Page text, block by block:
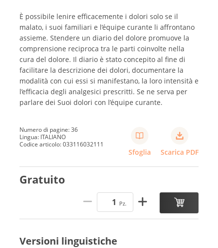
È possibile lenire efficacemente i dolori solo se il
malato, i suoi familiari e l’équipe curante li affrontano
assieme. Stendere un diario del dolore promuove la
comprensione reciproca tra le parti coinvolte nella
cura del dolore. Il diario è stato concepito al fine di
facilitare la descrizione dei dolori, documentare la
modalità con cui essi si manifestano, la loro intensità e
l’efficacia degli analgesici prescritti. Se ne serva per
parlare dei Suoi dolori con l’équipe curante.
Numero di pagine: 36
Lingua: ITALIANO
Codice articolo: 033116032111
Sfoglia Scarica PDF
Gratuito
Pz.
Versioni linguistiche